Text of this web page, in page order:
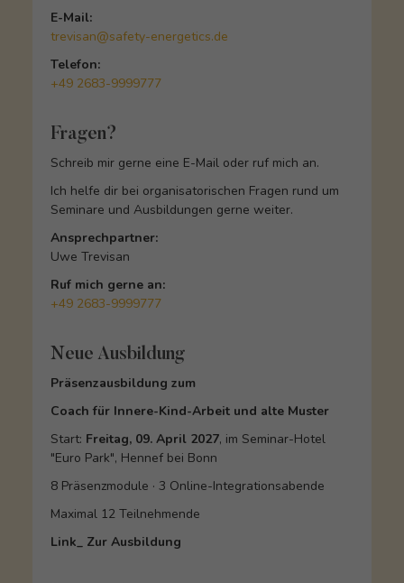
E-Mail:
trevisan@safety-energetics.de
Telefon:
+49 2683-9999777
Fragen?
Schreib mir gerne eine E-Mail oder ruf mich an.
Ich helfe dir bei organisatorischen Fragen rund um
Seminare und Ausbildungen gerne weiter.
Ansprechpartner:
Uwe Trevisan
Ruf mich gerne an:
+49 2683-9999777
Neue Ausbildung
Präsenzausbildung zum
Coach für Innere-Kind-Arbeit und alte Muster
Start: Freitag, 09. April 2027, im Seminar-Hotel
"Euro Park", Hennef bei Bonn
8 Präsenzmodule · 3 Online-Integrationsabende
Maximal 12 Teilnehmende
Link_ Zur Ausbildung